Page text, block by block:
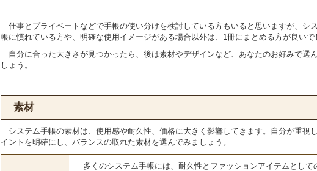
仕事とプライベートなどで手帳の使い分けを検討している方もいると思いますが、シ
帳に慣れている方や、明確な使用イメージがある場合以外は、1冊にまとめる方が良いで
自分に合った大きさが見つかったら、後は素材やデザインなど、あなたのお好みで選
しょう。
素材
システム手帳の素材は、使用感や耐久性、価格に大きく影響してきます。自分が重視
イントを明確にし、バランスの取れた素材を選んでみましょう。
多くのシステム手帳には、耐久性とファッションアイテムとして